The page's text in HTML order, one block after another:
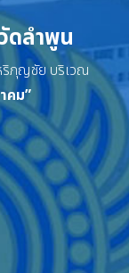
ดลำพูน
ริภุญชัย บริเวณ
คม”